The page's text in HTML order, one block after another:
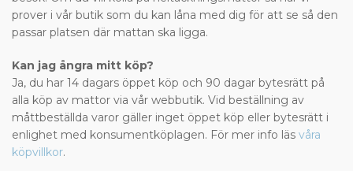
prover i vår butik som du kan låna med dig för att se så den
passar platsen där mattan ska ligga.
Kan jag ångra mitt köp?
Ja, du har 14 dagars öppet köp och 90 dagar bytesrätt på
alla köp av mattor via vår webbutik. Vid beställning av
måttbeställda varor gäller inget öppet köp eller bytesrätt i
enlighet med konsumentköplagen. För mer info läs våra
köpvillkor.